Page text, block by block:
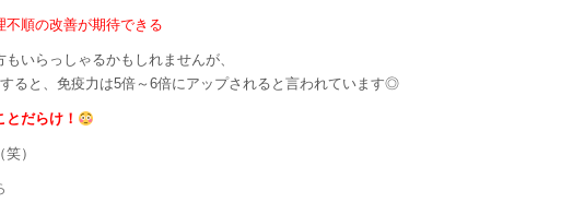
不順の改善が期待できる
もいらっしゃるかもしれませんが、
ると、免疫力は5倍～6倍にアップされると言われています◎
だらけ！
）